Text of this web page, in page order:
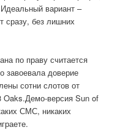
вариант –
сразу, без лишних
по праву считается
завоевала доверие
сотни слотов от
версия Sun of
СМС, никаких